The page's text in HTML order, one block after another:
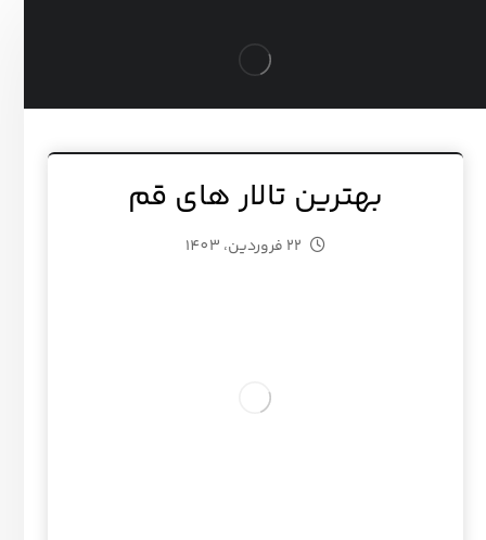
بهترین تالار های قم
22 فروردین، 1403